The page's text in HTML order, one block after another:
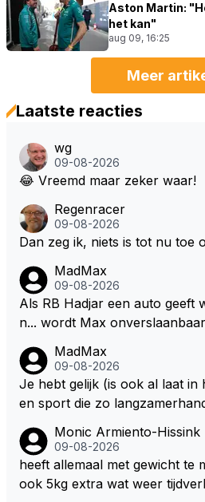
Aston Martin:
het kan"
aug 09, 16:25
Meer
Laatste reacties
wg
09-08-2026
😂 Vreemd maar zeker waar!
Regenracer
09-08-2026
Dan zeg ik, niets is tot nu toe
MadMax
09-08-2026
Als RB Hadjar een auto geeft
n... wordt Max
MadMax
09-08-2026
Je hebt gelijk (is ook al laat in
en sport die zo
Monic Armiento-Hissink
09-08-2026
heeft allemaal met gewicht te
ook 5kg extra wat weer